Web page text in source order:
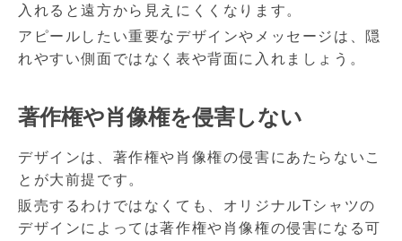
入れると遠方から見えにくくなります。
アピールしたい重要なデザインやメッセージは、隠
れやすい側面ではなく表や背面に入れましょう。
著作権や肖像権を侵害しない
デザインは、著作権や肖像権の侵害にあたらないこ
とが大前提です。
販売するわけではなくても、オリジナルTシャツの
デザインによっては著作権や肖像権の侵害になる可